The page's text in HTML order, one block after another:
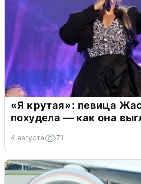
«Я крутая»: певица
похудела — как она
4 августа 71